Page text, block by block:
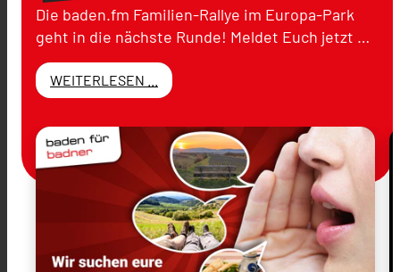
Die baden.fm Familien-Rallye im Europa-Park
geht in die nächste Runde! Meldet Euch jetzt …
WEITERLESEN ...